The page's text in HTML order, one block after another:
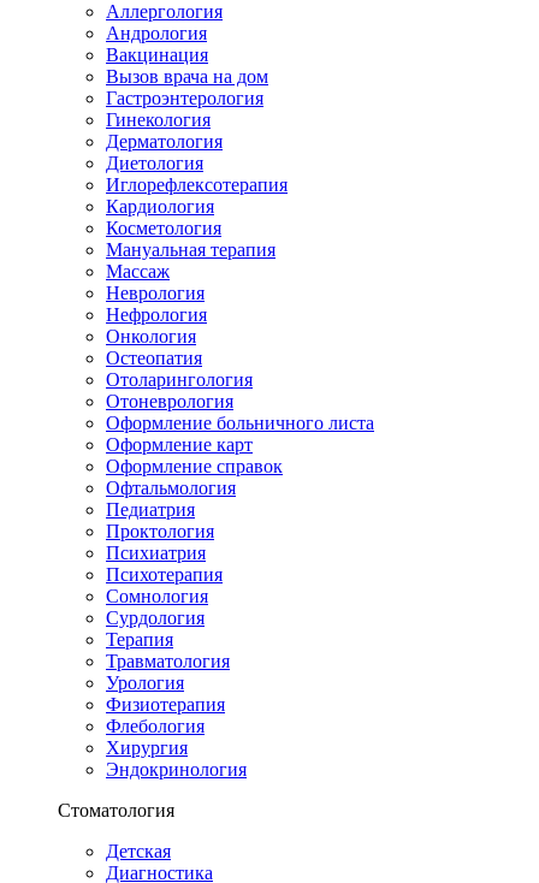
Аллергология
Андрология
Вакцинация
Вызов врача на дом
Гастроэнтерология
Гинекология
Дерматология
Диетология
Иглорефлексотерапия
Кардиология
Косметология
Мануальная терапия
Массаж
Неврология
Нефрология
Онкология
Остеопатия
Отоларингология
Отоневрология
Оформление больничного листа
Оформление карт
Оформление справок
Офтальмология
Педиатрия
Проктология
Психиатрия
Психотерапия
Сомнология
Сурдология
Терапия
Травматология
Урология
Физиотерапия
Флебология
Хирургия
Эндокринология
Стоматология
Детская
Диагностика